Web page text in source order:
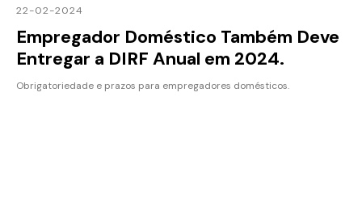
22-02-2024
Empregador Doméstico Também Deve
Entregar a DIRF Anual em 2024.
Obrigatoriedade e prazos para empregadores domésticos.